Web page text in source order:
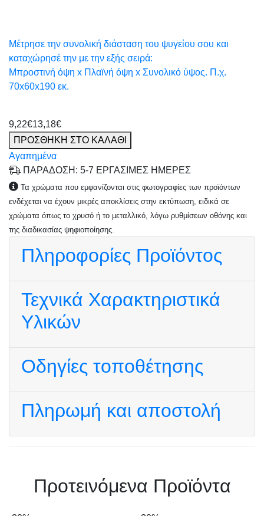
Μέτρησε την συνολική διάσταση του ψυγείου σου και
καταχώρησέ την με την εξής σειρά:
Μπροστινή όψη x Πλαϊνή όψη x Συνολικό ύψος. Π.χ.
70x60x190 εκ.
9,22€13,18€
ΠΡΟΣΘΗΚΗ ΣΤΟ ΚΑΛΑΘΙ
Αγαπημένα
ΠΑΡΑΔΟΣΗ: 5-7 ΕΡΓΑΣΙΜΕΣ ΗΜΕΡΕΣ
Τα χρώματα που εμφανίζονται στις φωτογραφίες των προϊόντων
ενδέχεται να έχουν μικρές αποκλίσεις στην εκτύπωση, ειδικά σε
χρώματα όπως το χρυσό ή το μεταλλικό, λόγω ρυθμίσεων οθόνης και
της διαδικασίας ψηφιοποίησης.
Πληροφορίες Προϊόντος
Τεχνικά Χαρακτηριστικά
Υλικών
Οδηγίες τοποθέτησης
Πληρωμή και αποστολή
Πρoτεινόμενα Προϊόντα